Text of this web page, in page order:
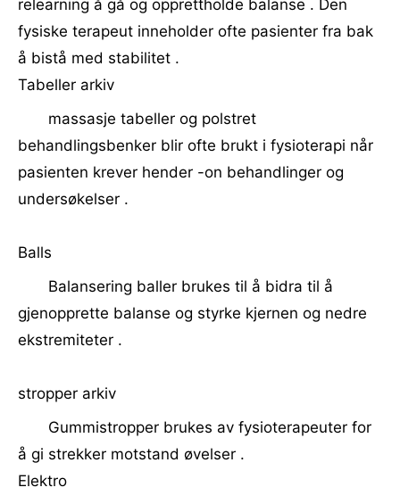
relearning å gå og opprettholde balanse . Den
fysiske terapeut inneholder ofte pasienter fra bak
å bistå med stabilitet .
Tabeller arkiv
massasje tabeller og polstret
behandlingsbenker blir ofte brukt i fysioterapi når
pasienten krever hender -on behandlinger og
undersøkelser .
Balls
Balansering baller brukes til å bidra til å
gjenopprette balanse og styrke kjernen og nedre
ekstremiteter .
stropper arkiv
Gummistropper brukes av fysioterapeuter for
å gi strekker motstand øvelser .
Elektro